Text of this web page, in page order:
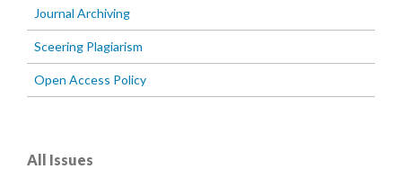
Journal Archiving
Sceering Plagiarism
Open Access Policy
All Issues